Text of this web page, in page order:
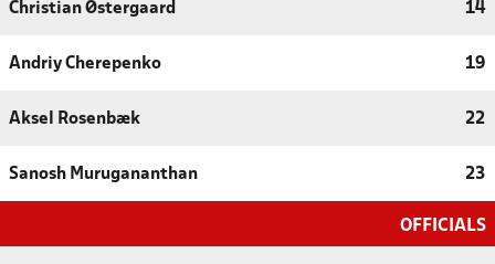
Christian Østergaard 14
Andriy Cherepenko 19
Aksel Rosenbæk 22
Sanosh Murugananthan 23
OFFICIALS